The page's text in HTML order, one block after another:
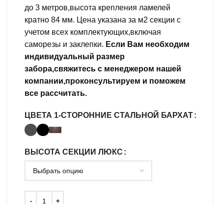
до 3 метров,высота крепления ламелей
кратно 84 мм. Цена указана за м2 секции с
учетом всех комплектующих,включая
саморезы и заклепки. Если Вам необходим
индивидуальный размер
забора,свяжитесь с менеджером нашей
компании,проконсультируем и поможем
все рассчитать.
ЦВЕТА 1-СТОРОННИЕ СТАЛЬНОЙ БАРХАТ
ВЫСОТА СЕКЦИИ ЛЮКС